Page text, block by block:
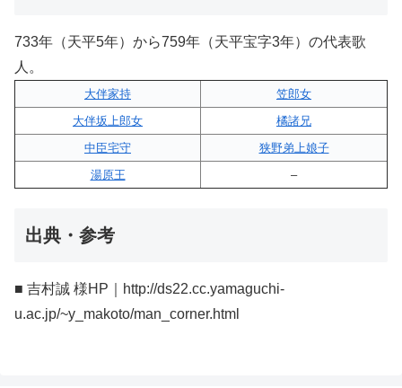
733年（天平5年）から759年（天平宝字3年）の代表歌
人。
大伴家持
笠郎女
大伴坂上郎女
橘諸兄
中臣宅守
狭野弟上娘子
湯原王
–
出典・参考
■ 吉村誠 様HP｜http://ds22.cc.yamaguchi-
u.ac.jp/~y_makoto/man_corner.html